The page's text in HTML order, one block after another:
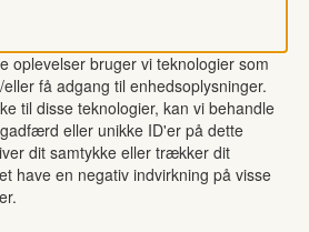
oplevelser bruger vi teknologier som
få adgang til enhedsoplysninger.
til disse teknologier, kan vi behandle
eller unikke ID'er på dette
dit samtykke eller trækker dit
have en negativ indvirkning på visse